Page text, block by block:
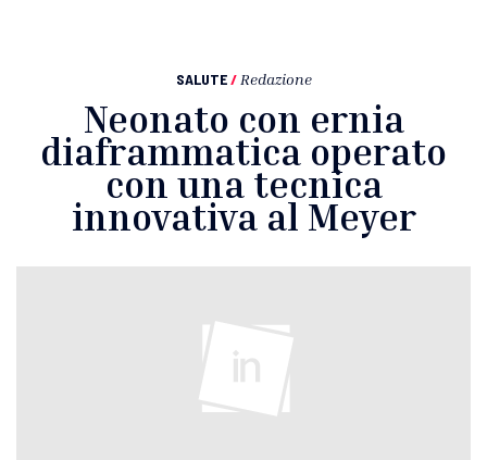
SALUTE / Redazione
Neonato con ernia
diaframmatica operato
con una tecnica
innovativa al Meyer